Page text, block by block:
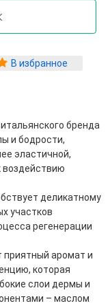
и
В избранное
бренда
и бодрости,
эластичной,
воздействию
деликатному
участков
регенерации
приятный аромат и
которая
слои дермы и
– маслом